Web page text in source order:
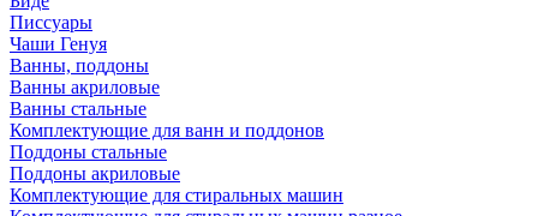
Писсуары
Чаши Генуя
Ванны, поддоны
Ванны акриловые
Ванны стальные
Комплектующие для ванн и поддонов
Поддоны стальные
Поддоны акриловые
Комплектующие для стиральных машин